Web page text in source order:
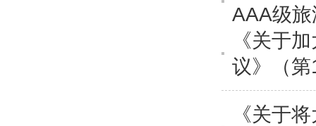
AAA级
《关于
议》（
《关于